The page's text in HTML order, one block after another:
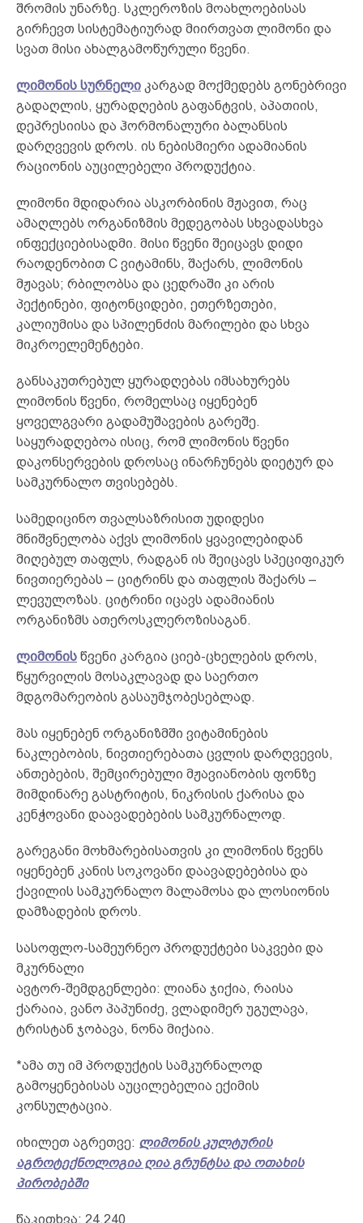
შრომის უნარზე. სკლეროზის მოახლოებისას
გირჩევთ სისტემატიურად მიირთვათ ლიმონი და
სვათ მისი ახალგამოწურული წვენი.
ლიმონის სურნელი კარგად მოქმედებს გონებრივი
გადაღლის, ყურადღების გაფანტვის, აპათიის,
დეპრესიისა და ჰორმონალური ბალანსის
დარღვევის დროს. ის ნებისმიერი ადამიანის
რაციონის აუცილებელი პროდუქტია.
ლიმონი მდიდარია ასკორბინის მჟავით, რაც
ამაღლებს ორგანიზმის მედეგობას სხვადასხვა
ინფექციებისადმი. მისი წვენი შეიცავს დიდი
რაოდენობით C ვიტამინს, შაქარს, ლიმონის
მჟავას; რბილობსა და ცედრაში კი არის
პექტინები, ფიტონციდები, ეთერზეთები,
კალიუმისა და სპილენძის მარილები და სხვა
მიკროელემენტები.
განსაკუთრებულ ყურადღებას იმსახურებს
ლიმონის წვენი, რომელსაც იყენებენ
ყოველგვარი გადამუშავების გარეშე.
საყურადღებოა ისიც, რომ ლიმონის წვენი
დაკონსერვების დროსაც ინარჩუნებს დიეტურ და
სამკურნალო თვისებებს.
სამედიცინო თვალსაზრისით უდიდესი
მნიშვნელობა აქვს ლიმონის ყვავილებიდან
მიღებულ თაფლს, რადგან ის შეიცავს სპეციფიკურ
ნივთიერებას – ციტრინს და თაფლის შაქარს –
ლევულოზას. ციტრინი იცავს ადამიანის
ორგანიზმს ათეროსკლეროზისაგან.
ლიმონის წვენი კარგია ციებ-ცხელების დროს,
წყურვილის მოსაკლავად და საერთო
მდგომარეობის გასაუმჯობესებლად.
მას იყენებენ ორგანიზმში ვიტამინების
ნაკლებობის, ნივთიერებათა ცვლის დარღვევის,
ანთებების, შემცირებული მჟავიანობის ფონზე
მიმდინარე გასტრიტის, ნიკრისის ქარისა და
კენჭოვანი დაავადებების სამკურნალოდ.
გარეგანი მოხმარებისათვის კი ლიმონის წვენს
იყენებენ კანის სოკოვანი დაავადებებისა და
ქავილის სამკურნალო მალამოსა და ლოსიონის
დამზადების დროს.
სასოფლო-სამეურნეო პროდუქტები საკვები და
მკურნალი
ავტორ-შემდგენლები: ლიანა ჯიქია, რაისა
ქარაია, ვანო პაპუნიძე, ვლადიმერ უგულავა,
ტრისტან ჯობავა, ნონა მიქაია.
*ამა თუ იმ პროდუქტის სამკურნალოდ
გამოყენებისას აუცილებელია ექიმის
კონსულტაცია.
იხილეთ აგრეთვე: ლიმონის კულტურის
აგროტექნოლოგია ღია გრუნტსა და ოთახის
პირობებში
წაკითხვა: 24,240